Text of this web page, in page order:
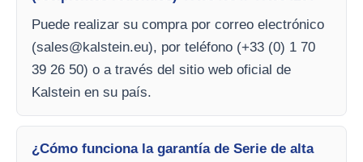
Puede realizar su compra por correo electrónico
(sales@kalstein.eu), por teléfono (+33 (0) 1 70
39 26 50) o a través del sitio web oficial de
Kalstein en su país.
¿Cómo funciona la garantía de Serie de alta